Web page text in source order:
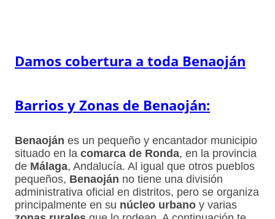
Damos cobertura a toda Benaoján
Barrios y Zonas de Benaoján:
Benaoján es un pequeño y encantador municipio
situado en la comarca de Ronda, en la provincia
de Málaga, Andalucía. Al igual que otros pueblos
pequeños, Benaoján no tiene una división
administrativa oficial en distritos, pero se organiza
principalmente en su núcleo urbano y varias